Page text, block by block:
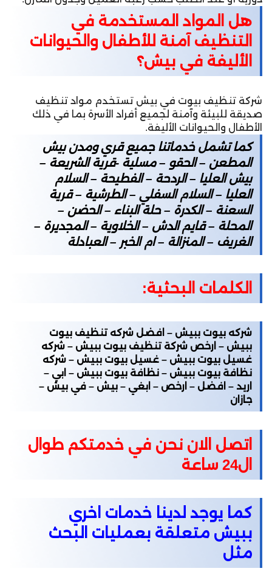
هل المواد المستخدمة في
التنظيف آمنة للأطفال والحيوانات
الأليفة في بيش؟
شركة تنظيف بيوت في بيش تستخدم مواد تنظيف
صديقة للبيئة وآمنة لجميع أفراد الأسرة بما في ذلك
الأطفال والحيوانات الأليفة.
كما تشمل خدماتنا جميع قري ومدن بيش
المطعن – الحقو – مسلية -قرية الشريعة –
بيش العليا – الردحة – الفطيحة – السلام
العليا – السلام السفلي – الطرشية – قرية
السعنة – الكدرة – حلة البناء – الحضن –
المحلة – قايم الدش – الخلاوية – المجديرة –
الغريف – المنزالة – ام الخبر – العبادلة
الكلمات البحثية:
شركه بيوت ببيش – افضل شركه تنظيف بيوت
ببيش – ارخص شركة تنظيف بيوت ببيش – شركه
غسيل بيوت ببيش – غسيل بيوت ببيش – شركه
نظافة بيوت ببيش – نظافة بيوت ببيش – ابي –
اريد – افضل – ارخص – ابغي – بيش – في بيش –
جازان
اتصل الان نحن في خدمتكم طوال
ال24 ساعة
كما يوجد لدينا خدمات اخري
ببيش متعلقة بعمليات البحث
مثل